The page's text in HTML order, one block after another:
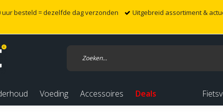
uur besteld = dezelfde dag verzonden
Uitgebreid assortiment &
Voeding Accessoires Deals